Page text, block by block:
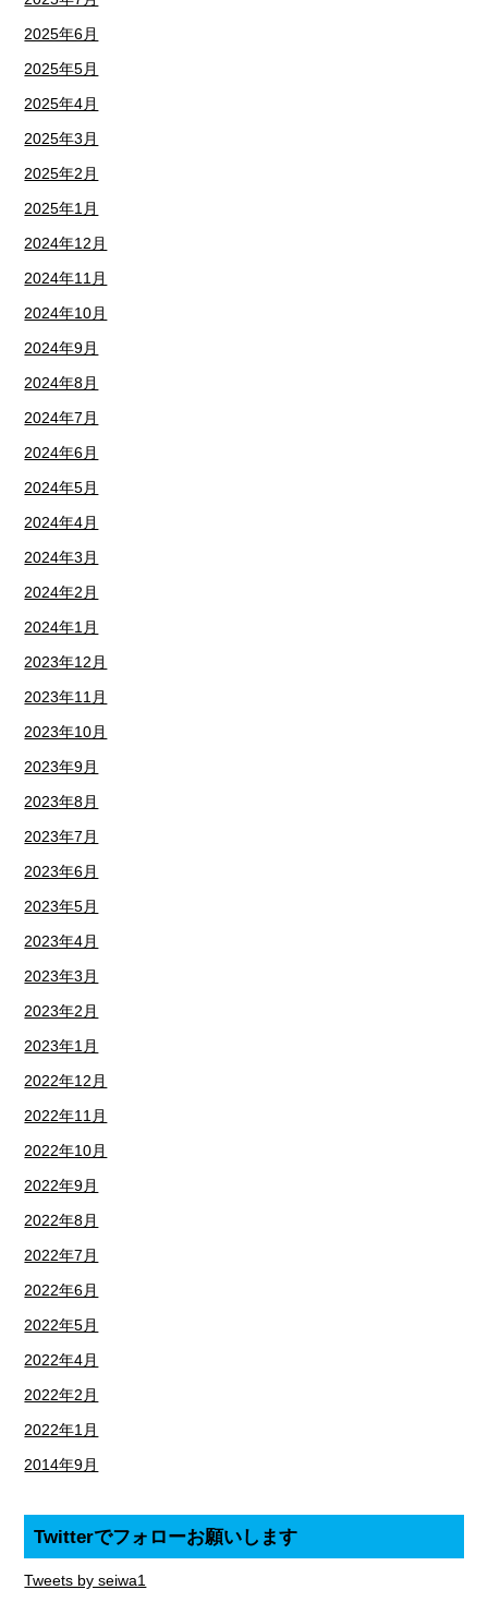
2025年6月
2025年5月
2025年4月
2025年3月
2025年2月
2025年1月
2024年12月
2024年11月
2024年10月
2024年9月
2024年8月
2024年7月
2024年6月
2024年5月
2024年4月
2024年3月
2024年2月
2024年1月
2023年12月
2023年11月
2023年10月
2023年9月
2023年8月
2023年7月
2023年6月
2023年5月
2023年4月
2023年3月
2023年2月
2023年1月
2022年12月
2022年11月
2022年10月
2022年9月
2022年8月
2022年7月
2022年6月
2022年5月
2022年4月
2022年2月
2022年1月
2014年9月
Twitterでフォローお願いします
Tweets by seiwa1